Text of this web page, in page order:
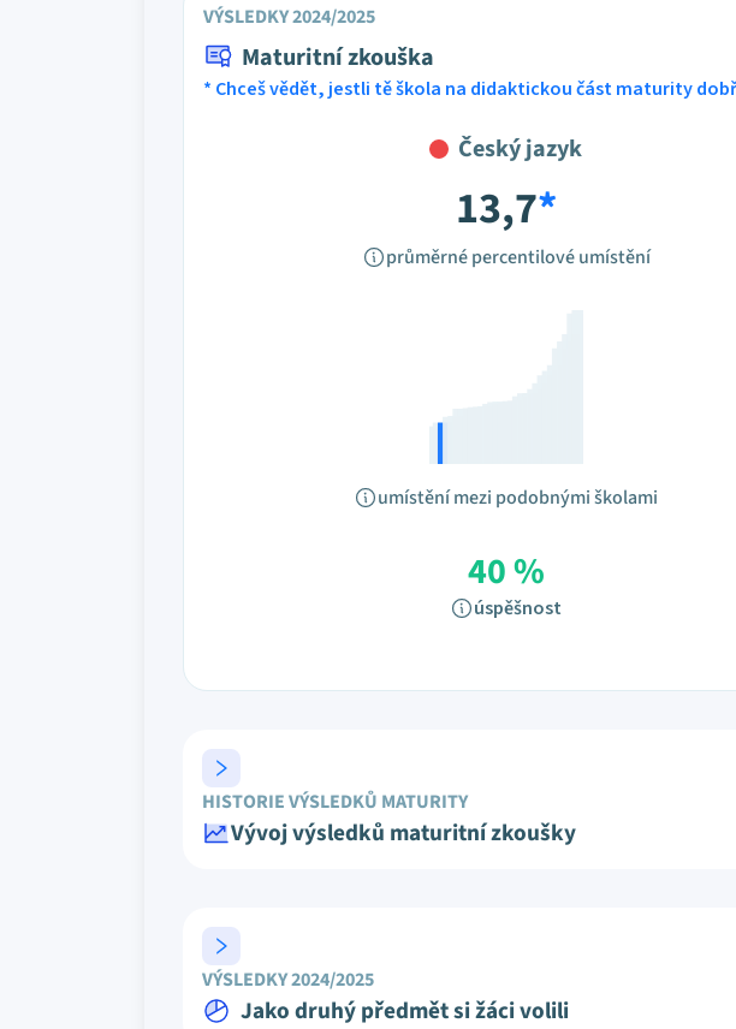
VÝSLEDKY 2024/2025
Maturitní zkouška
* Chceš vědět, jestli tě škola na didaktickou část maturity
Český jazyk
13,7*
průměrné percentilové umístění
umístění mezi podobnými školami
40 %
úspěšnost
HISTORIE VÝSLEDKŮ MATURITY
Vývoj výsledků maturitní zkoušky
VÝSLEDKY 2024/2025
Jako druhý předmět si žáci volili